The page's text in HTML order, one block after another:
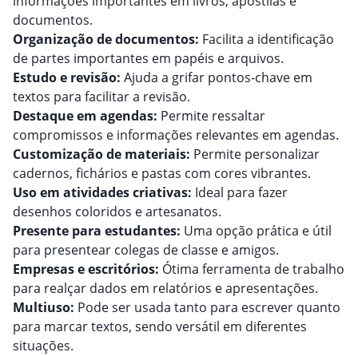
documentos.
Organização de documentos: Facilita a identificação
de partes importantes em papéis e arquivos.
Estudo e revisão: Ajuda a grifar pontos-chave em
textos para facilitar a revisão.
Destaque em agendas: Permite ressaltar
compromissos e informações relevantes em agendas.
Customização de materiais: Permite personalizar
cadernos, fichários e pastas com cores vibrantes.
Uso em atividades criativas: Ideal para fazer
desenhos coloridos e artesanatos.
Presente para estudantes: Uma opção prática e útil
para presentear colegas de classe e amigos.
Empresas e escritórios: Ótima ferramenta de trabalho
para realçar dados em relatórios e apresentações.
Multiuso: Pode ser usada tanto para escrever quanto
para marcar textos, sendo versátil em diferentes
situações.